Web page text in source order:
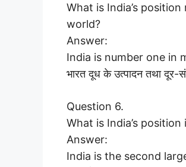
What is India’s
world?
Answer:
India is number one in
भारत दूध के उत्पादन तथा दूर-
Question 6.
What is India’s
Answer:
India is the second